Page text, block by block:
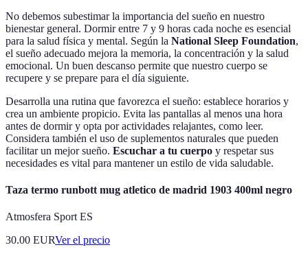
No debemos subestimar la importancia del sueño en nuestro
bienestar general. Dormir entre 7 y 9 horas cada noche es esencial
para la salud física y mental. Según la National Sleep Foundation,
el sueño adecuado mejora la memoria, la concentración y la salud
emocional. Un buen descanso permite que nuestro cuerpo se
recupere y se prepare para el día siguiente.
Desarrolla una rutina que favorezca el sueño: establece horarios y
crea un ambiente propicio. Evita las pantallas al menos una hora
antes de dormir y opta por actividades relajantes, como leer.
Considera también el uso de suplementos naturales que pueden
facilitar un mejor sueño. Escuchar a tu cuerpo y respetar sus
necesidades es vital para mantener un estilo de vida saludable.
Taza termo runbott mug atletico de madrid 1903 400ml negro
Atmosfera Sport ES
30.00 EURVer el precio